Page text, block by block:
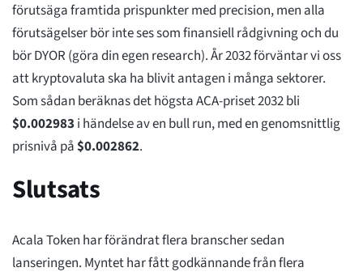
förutsäga framtida prispunkter med precision, men alla
förutsägelser bör inte ses som finansiell rådgivning och du
bör DYOR (göra din egen research). År 2032 förväntar vi oss
att kryptovaluta ska ha blivit antagen i många sektorer.
Som sådan beräknas det högsta ACA-priset 2032 bli
$0.002983 i händelse av en bull run, med en genomsnittlig
prisnivå på$0.002862.
Slutsats
Acala Token har förändrat flera branscher sedan
lanseringen. Myntet har fått godkännande från flera